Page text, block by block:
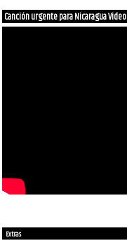
Canción urgente para Nicaragua Video
Extras